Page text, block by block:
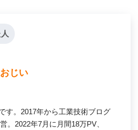
じい
す。2017年から工業技術ブログ
。2022年7月に月間18万PV、